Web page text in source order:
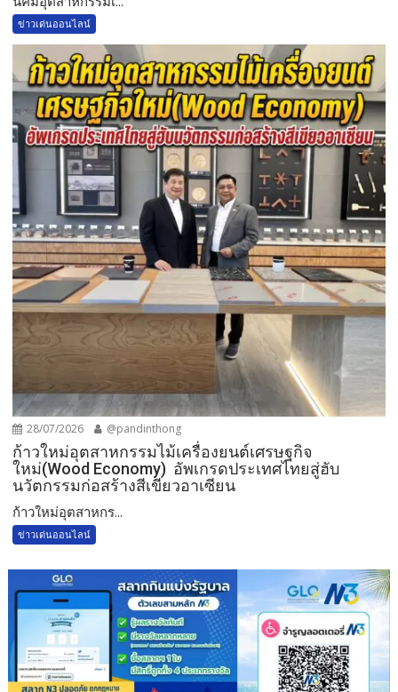
ข่าวเด่นออนไลน์
28/07/2026 @pandinthong
ก้าวใหม่อุตสาหกรรมไม้เครื่องยนต์เศรษฐกิจ
ใหม่(Wood Economy) อัพเกรดประเทศไทยสู่ฮับ
นวัตกรรมก่อสร้างสีเขียวอาเซียน
ก้าวใหม่อุตสาหกร...
ข่าวเด่นออนไลน์